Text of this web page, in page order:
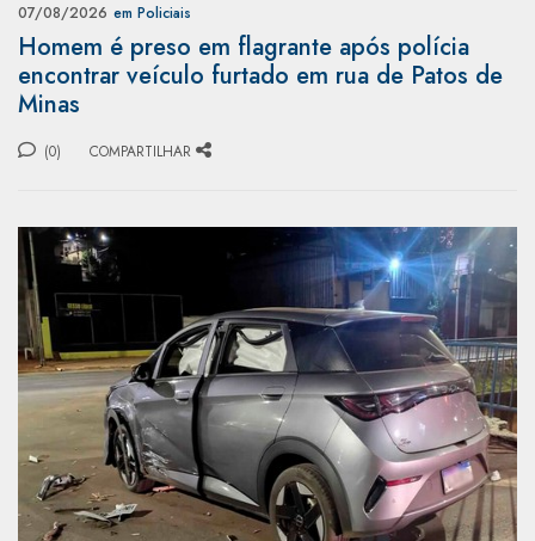
07/08/2026 em Policiais
Homem é preso em flagrante após polícia
encontrar veículo furtado em rua de Patos de
Minas
(0) COMPARTILHAR